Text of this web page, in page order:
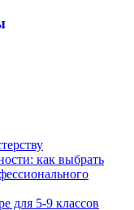
как выбрать
для 5-9 классов